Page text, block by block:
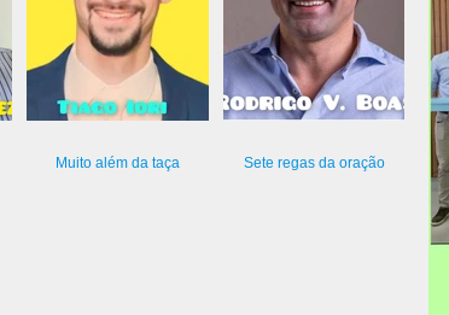
Muito além da taça Sete regas da oração